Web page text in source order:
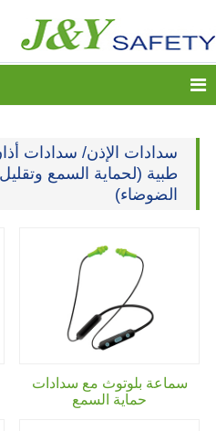
سدادات الإذن/ سدادات
طبية (لحماية السمع وتقليل
الضوضاء)
سماعة بلوتوث مع سدادات
حماية السمع